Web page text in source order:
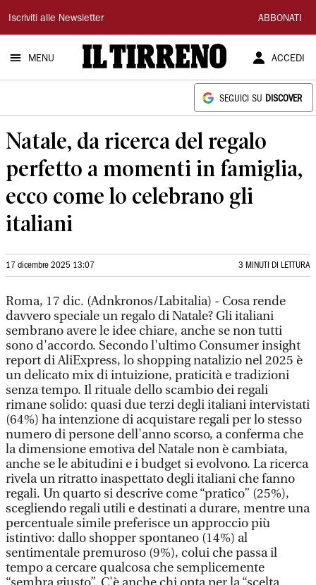
Il
Tirreno
Iscriviti alle Newsletter ABBONATI
MENU ACCEDI
SEGUICI SU DISCOVER
Natale, da ricerca del regalo
perfetto a momenti in famiglia,
ecco come lo celebrano gli
italiani
17 dicembre 2025 13:07 3 MINUTI DI LETTURA
Roma, 17 dic. (Adnkronos/Labitalia) - Cosa rende
davvero speciale un regalo di Natale? Gli italiani
sembrano avere le idee chiare, anche se non tutti
sono d'accordo. Secondo l'ultimo Consumer insight
report di AliExpress, lo shopping natalizio nel 2025 è
un delicato mix di intuizione, praticità e tradizioni
senza tempo. Il rituale dello scambio dei regali
rimane solido: quasi due terzi degli italiani intervistati
(64%) ha intenzione di acquistare regali per lo stesso
numero di persone dell'anno scorso, a conferma che
la dimensione emotiva del Natale non è cambiata,
anche se le abitudini e i budget si evolvono. La ricerca
rivela un ritratto inaspettato degli italiani che fanno
regali. Un quarto si descrive come “pratico” (25%),
scegliendo regali utili e destinati a durare, mentre una
percentuale simile preferisce un approccio più
istintivo: dallo shopper spontaneo (14%) al
sentimentale premuroso (9%), colui che passa il
tempo a cercare qualcosa che semplicemente